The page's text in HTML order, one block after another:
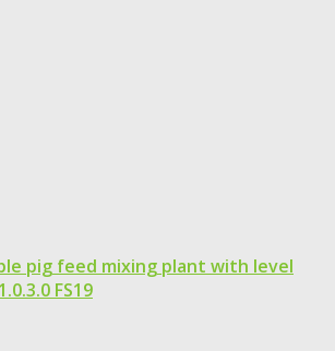
pig feed mixing plant with level
FS19